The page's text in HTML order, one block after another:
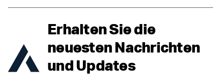
Erhalten Sie die
neuesten Nachrichten
und Updates